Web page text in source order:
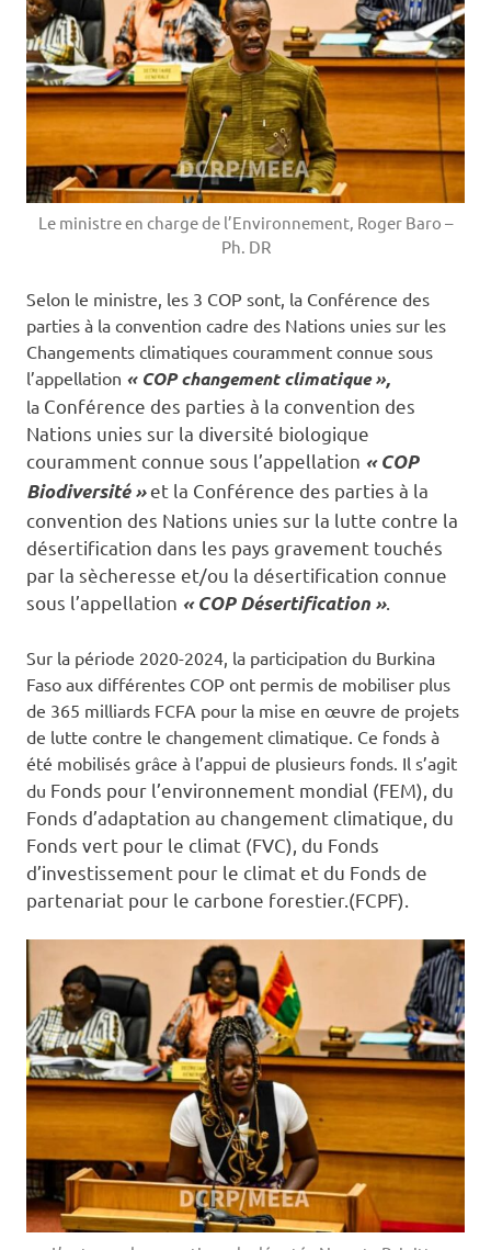
Le ministre en charge de l’Environnement, Roger Baro –
Ph. DR
Selon le ministre, les 3 COP sont, la Conférence des
parties à la convention cadre des Nations unies sur les
Changements climatiques couramment connue sous
l’appellation « COP changement climatique »,
la Conférence des parties à la convention des
Nations unies sur la diversité biologique
couramment connue sous l’appellation « COP
Biodiversité »et la Conférence des parties à la
convention des Nations unies sur la lutte contre la
désertification dans les pays gravement touchés
par la sècheresse et/ou la désertification connue
sous l’appellation « COP Désertification ».
Sur la période 2020-2024, la participation du Burkina
Faso aux différentes COP ont permis de mobiliser plus
de 365 milliards FCFA pour la mise en œuvre de projets
de lutte contre le changement climatique. Ce fonds à
été mobilisés grâce à l’appui de plusieurs fonds. Il s’agit
du Fonds pour l’environnement mondial (FEM), du
Fonds d’adaptation au changement climatique, du
Fonds vert pour le climat (FVC), du Fonds
d’investissement pour le climat et du Fonds de
partenariat pour le carbone forestier.(FCPF).